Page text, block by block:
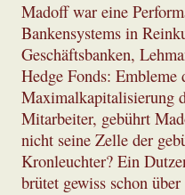
Madoff war eine
Bankensystems in
Geschäftsbanken,
Hedge Fonds: Embleme
Maximalkapitalisierung
Mitarbeiter, gebührt
nicht seine Zelle der
Kronleuchter? Ein
brütet gewiss schon